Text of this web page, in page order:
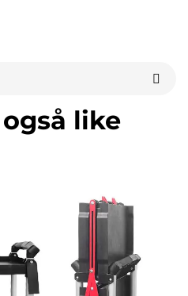
like